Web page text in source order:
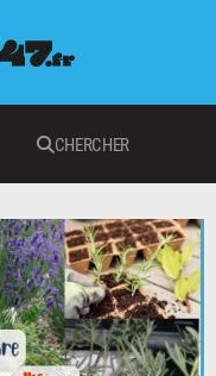
CHERCHER